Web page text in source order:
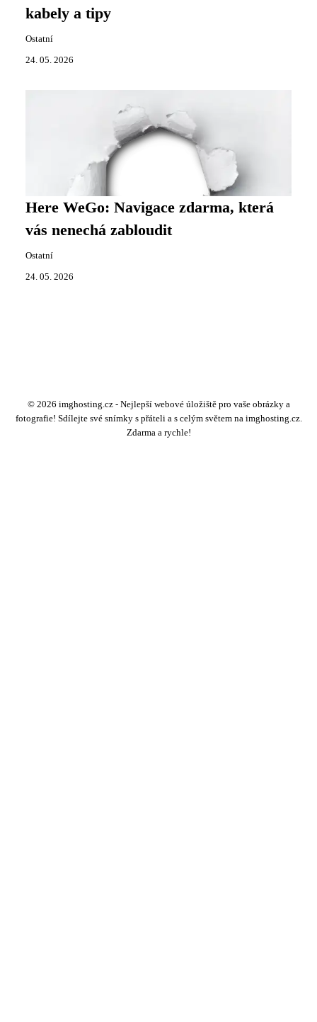
kabely a tipy
Ostatní
24. 05. 2026
Here WeGo: Navigace zdarma, která
vás nenechá zabloudit
Ostatní
24. 05. 2026
© 2026 imghosting.cz - Nejlepší webové úložiště pro vaše obrázky a
fotografie! Sdílejte své snímky s přáteli a s celým světem na imghosting.cz.
Zdarma a rychle!